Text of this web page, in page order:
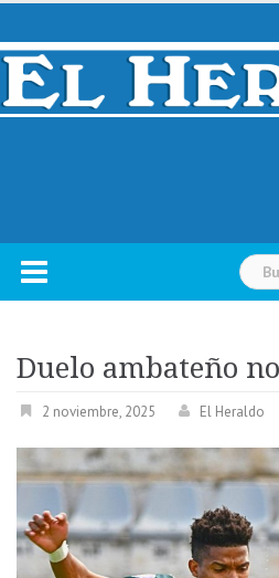
Skip
content
Buscar:
Duelo ambateño
2 noviembre, 2025 El Heraldo